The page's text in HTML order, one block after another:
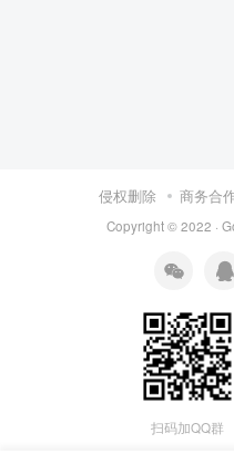
侵权删除 商务合
Copyright © 2022 ·
扫码加QQ群